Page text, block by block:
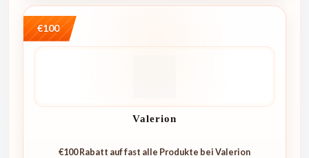
€100
Valerion
€100 Rabatt auf fast alle Produkte bei Valerion